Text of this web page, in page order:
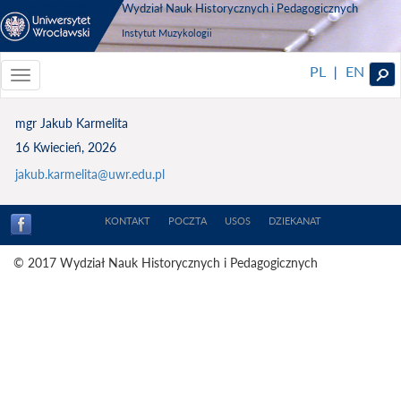
Wydział Nauk Historycznych i Pedagogicznych
Instytut Muzykologii
Toggle
navigationToggle
PL | EN
mgr Jakub Karmelita
16 Kwiecień, 2026
jakub.karmelita@uwr.edu.pl
KONTAKT POCZTA USOS DZIEKANAT
© 2017 Wydział Nauk Historycznych i Pedagogicznych